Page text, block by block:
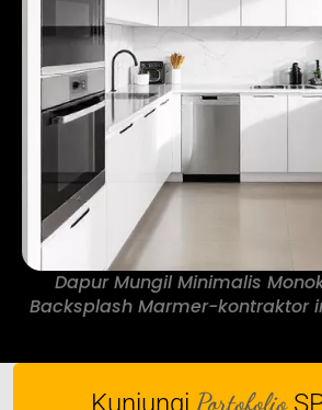
Dapur Mungil Minimalis
Backsplash Marmer-kontraktor
Kunjungi Portofolio